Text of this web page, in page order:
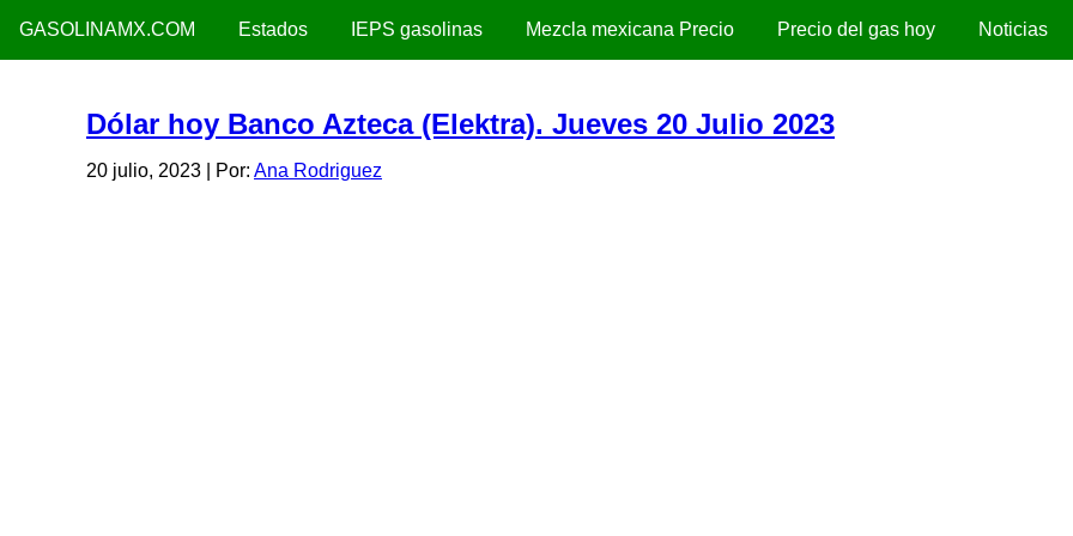
GASOLINAMX.COM Estados IEPS gasolinas Mezcla mexicana Precio Precio del gas hoy Noticias
Dólar hoy Banco Azteca (Elektra). Jueves 20 Julio 2023
20 julio, 2023 | Por: Ana Rodriguez